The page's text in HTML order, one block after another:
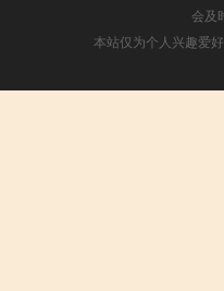
会及
本站仅为个人兴趣爱